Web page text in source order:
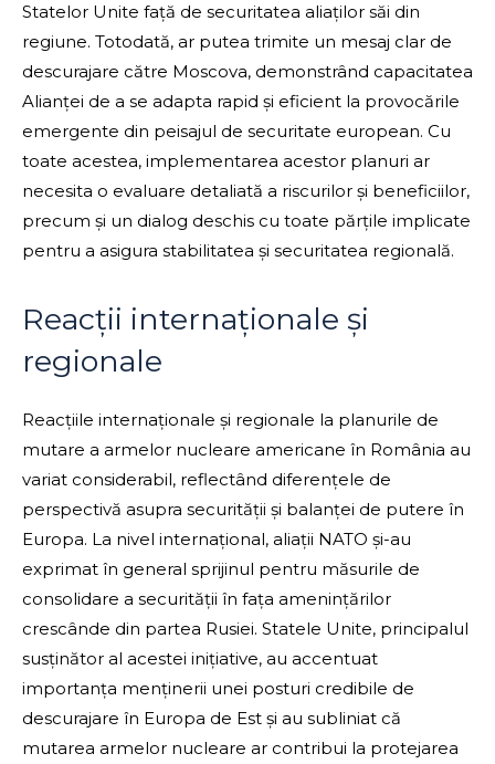
Statelor Unite față de securitatea aliaților săi din
regiune. Totodată, ar putea trimite un mesaj clar de
descurajare către Moscova, demonstrând capacitatea
Alianței de a se adapta rapid și eficient la provocările
emergente din peisajul de securitate european. Cu
toate acestea, implementarea acestor planuri ar
necesita o evaluare detaliată a riscurilor și beneficiilor,
precum și un dialog deschis cu toate părțile implicate
pentru a asigura stabilitatea și securitatea regională.
Reacții internaționale și
regionale
Reacțiile internaționale și regionale la planurile de
mutare a armelor nucleare americane în România au
variat considerabil, reflectând diferențele de
perspectivă asupra securității și balanței de putere în
Europa. La nivel internațional, aliații NATO și-au
exprimat în general sprijinul pentru măsurile de
consolidare a securității în fața amenințărilor
crescânde din partea Rusiei. Statele Unite, principalul
susținător al acestei inițiative, au accentuat
importanța menținerii unei posturi credibile de
descurajare în Europa de Est și au subliniat că
mutarea armelor nucleare ar contribui la protejarea